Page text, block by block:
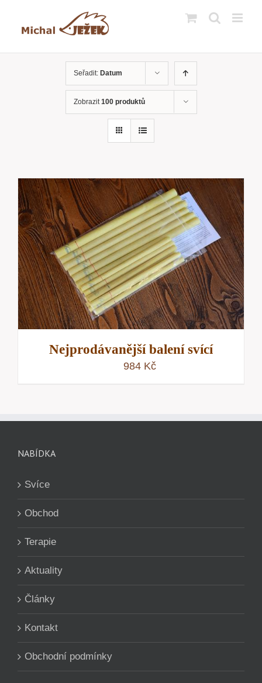
Seřadit: Datum
Zobrazit100 produktů
Nejprodávanější balení svící
984 Kč
NABÍDKA
Svíce
Obchod
Terapie
Aktuality
Články
Kontakt
Obchodní podmínky